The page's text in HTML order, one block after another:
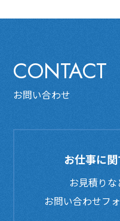
CONTACT
お問い合わせ
お仕事に
お見積りな
お問い合わせフ